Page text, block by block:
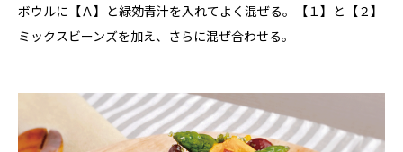
ボウルに【Ａ】と緑効青汁を入れてよく混ぜる。【１】と【２】
ミックスビーンズを加え、さらに混ぜ合わせる。